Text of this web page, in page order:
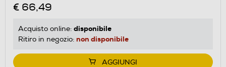
€ 66,49
Acquisto online: disponibile
Ritiro in negozio: non disponibile
AGGIUNGI